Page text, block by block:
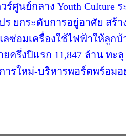
ศูนย์กลาง Youth Culture
ยกระดับการอยู่อาศัย สร้าง
แลซ่อมเครื่องใช้ไฟฟ้าให้ลูก
ครึ่งปีแรก 11,847 ล้าน ทะ
ารใหม่-บริหารพอร์ตพร้อม